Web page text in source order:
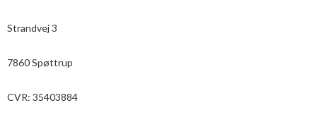
Strandvej 3
7860 Spøttrup
CVR: 35403884